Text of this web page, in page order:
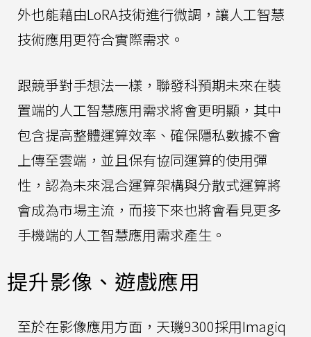
外也能藉由LoRA技術進行微調，讓人工智慧
技術應用更符合實際需求。
跟競爭對手想法一樣，聯發科預期未來在裝
置端的人工智慧應用需求將會更明顯，其中
包含提高整體運算效率、確保隱私數據不會
上傳至雲端，並且保有協同運算的使用彈
性，認為未來混合運算架構與分散式運算將
會成為市場主流，而接下來也將會看見更多
手機端的人工智慧應用需求產生。
提升影像、遊戲應用
至於在影像應用方面，天璣9300採用Imagiq